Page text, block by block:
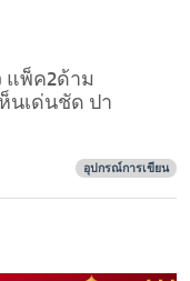
แพ็ค2ด้าม
นเด่นชัด ปา
อุปกรณ์การเขียน